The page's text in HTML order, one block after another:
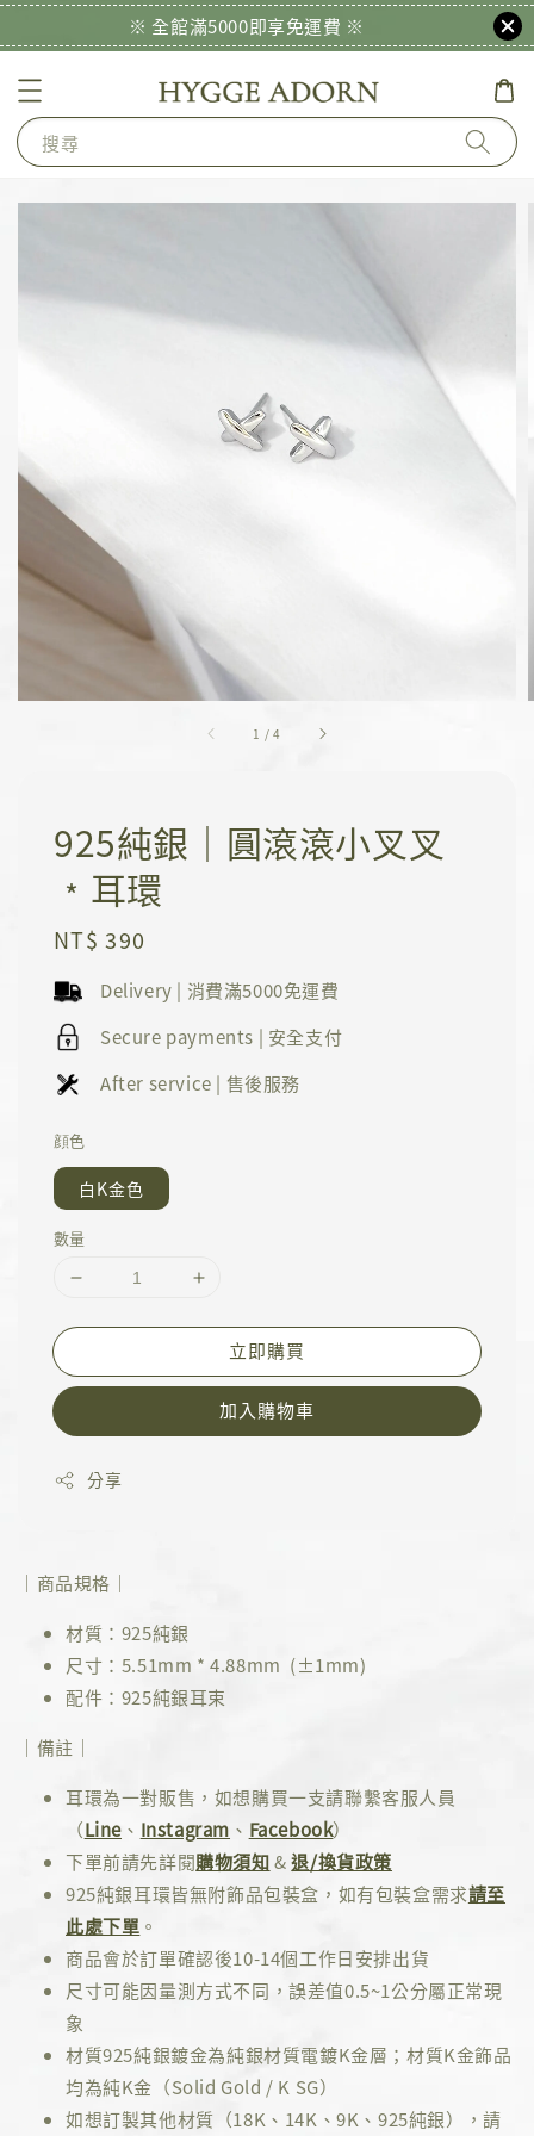
※ 全館滿5000即享免運費 ※
搜尋
1 /4
925純銀｜圓滾滾小叉叉
﹡耳環
Regular
NT$ 390
Delivery | 消費滿5000免運費
Secure payments | 安全支付
After service | 售後服務
顔色
白K金色
數量
立即購買
加入購物車
分享
｜商品規格｜
材質：925純銀
尺寸：5.51mm * 4.88mm (±1mm)
配件：925純銀耳束
｜備註｜
耳環為一對販售，如想購買一支請聯繫客服人員
（Line 、 Instagram 、 Facebook）
下單前請先詳閱購物須知&退/換貨政策
925純銀耳環皆無附飾品包裝盒，如有包裝盒需求請至
此處下單 。
商品會於訂單確認後10-14個工作日安排出貨
尺寸可能因量測方式不同，誤差值0.5~1公分屬正常現
象
材質925純銀鍍金為純銀材質電鍍K金層；材質K金飾品
均為純K金（Solid Gold / K SG）
如想訂製其他材質（18K、14K、9K、925純銀），請